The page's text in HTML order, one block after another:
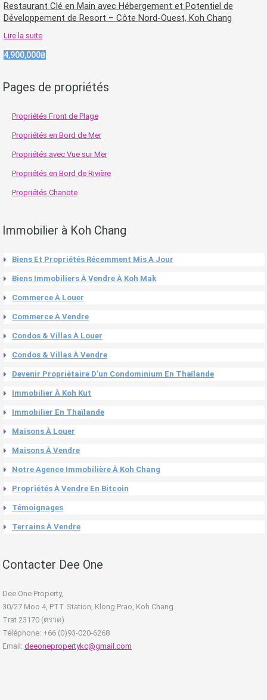
Restaurant Clé en Main avec Hébergement et Potentiel de
Développement de Resort – Côte Nord-Ouest, Koh Chang
Lire la suite
4,900,000฿
Pages de propriétés
Propriétés Front de Plage
Propriétés en Bord de Mer
Propriétés avec Vue sur Mer
Propriétés en Bord de Rivière
Propriétés Chanote
Immobilier à Koh Chang
Biens Et Propriétés Récemment Mis A Jour
Biens Immobiliers À Vendre À Koh Mak
Commerce À Louer
Commerce À Vendre
Condos & Villas À Louer
Condos & Villas À Vendre
Devenir Propriétaire D’un Condominium En Thaïlande
Immobilier À Koh Kut
Immobilier En Thaïlande
Maisons À Louer
Maisons À Vendre
Notre Agence Immobilière À Koh Chang
Propriétés À Vendre En Bitcoin
Témoignages
Terrains À Vendre
Contacter Dee One
Dee One Property,
30/27 Moo 4, PTT Station, Klong Prao, Koh Chang
Trat 23170 (ตราด)
Téléphone: +66 (0)93-020-6268
Email: deeonepropertykc@gmail.com